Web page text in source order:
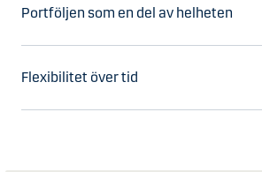
Portföljen som en del av helheten
Flexibilitet över tid